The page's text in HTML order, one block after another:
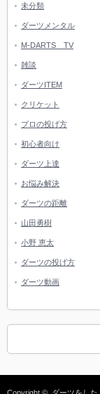
未分類
ダーツメンタル
M-DARTS TV
雑談
ダーツITEM
クリケット
プロの投げ方
初心者向け
ダーツ上達
お悩み解決
ダーツの距離
山田勇樹
小野 恵太
ダーツの投げ方
ダーツ動画